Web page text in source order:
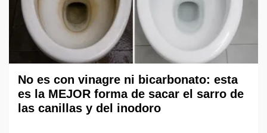
No es con vinagre ni bicarbonato: esta
es la MEJOR forma de sacar el sarro de
las canillas y del inodoro